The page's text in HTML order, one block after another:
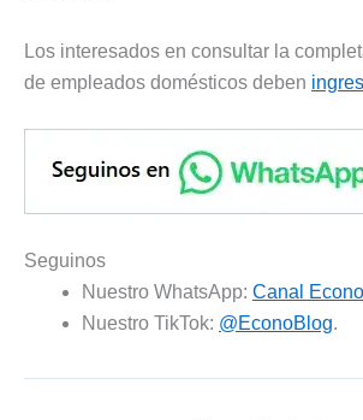
Los interesados en consultar la
de empleados domésticos deben
Seguinos
Nuestro WhatsApp: Canal
Nuestro TikTok: @EconoBlog.